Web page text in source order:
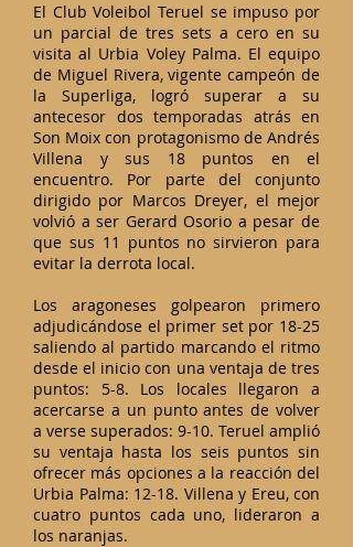
El Club Voleibol Teruel se impuso por
un parcial de tres sets a cero en su
visita al Urbia Voley Palma. El equipo
de Miguel Rivera, vigente campeón de
la Superliga, logró superar a su
antecesor dos temporadas atrás en
Son Moix con protagonismo de Andrés
Villena y sus 18 puntos en el
encuentro. Por parte del conjunto
dirigido por Marcos Dreyer, el mejor
volvió a ser Gerard Osorio a pesar de
que sus 11 puntos no sirvieron para
evitar la derrota local.
Los aragoneses golpearon primero
adjudicándose el primer set por 18-25
saliendo al partido marcando el ritmo
desde el inicio con una ventaja de tres
puntos: 5-8. Los locales llegaron a
acercarse a un punto antes de volver
a verse superados: 9-10. Teruel amplió
su ventaja hasta los seis puntos sin
ofrecer más opciones a la reacción del
Urbia Palma: 12-18. Villena y Ereu, con
cuatro puntos cada uno, lideraron a
los naranjas.